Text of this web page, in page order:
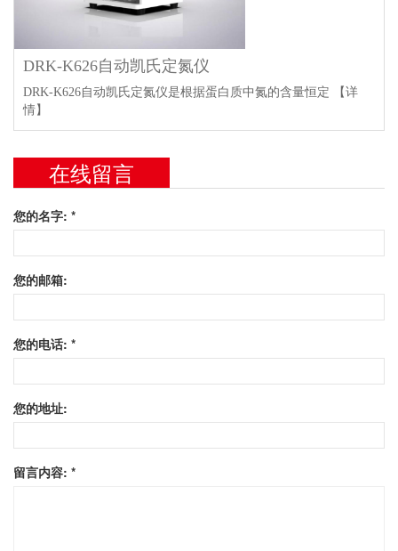
DRK-K626自动凯氏定氮仪
DRK-K626自动凯氏定氮仪是根据蛋白质中氮的含量恒定
【详
情】
在线留言
您的名字: *
您的邮箱:
您的电话: *
您的地址:
留言内容: *